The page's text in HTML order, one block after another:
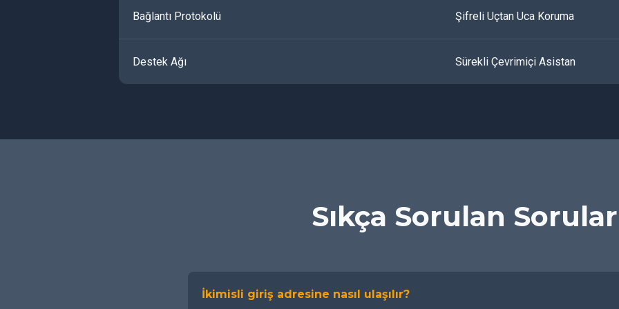
Bağlantı Protokolü Şifreli Uçtan Uca Koruma
Destek Ağı Sürekli Çevrimiçi Asistan
Sıkça Sorulan Sorular
İkimisli giriş adresine nasıl ulaşılır?